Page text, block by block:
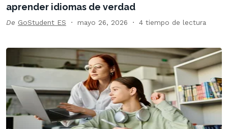
aprender idiomas de verdad
De GoStudent ES mayo 26, 2026 4 tiempo de lectura